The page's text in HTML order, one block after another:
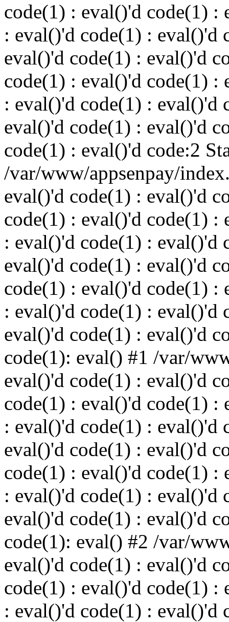
code(1) : eval()'d code(1) :
: eval()'d code(1) : eval()'d
eval()'d code(1) : eval()'d
code(1) : eval()'d code(1) :
: eval()'d code(1) : eval()'d
eval()'d code(1) : eval()'d
code(1) : eval()'d code:2
/var/www/appsenpay/
eval()'d code(1) : eval()'d
code(1) : eval()'d code(1) :
: eval()'d code(1) : eval()'d
eval()'d code(1) : eval()'d
code(1) : eval()'d code(1) :
: eval()'d code(1) : eval()'d
eval()'d code(1) : eval()'d
code(1): eval() #1 /var/
eval()'d code(1) : eval()'d
code(1) : eval()'d code(1) :
: eval()'d code(1) : eval()'d
eval()'d code(1) : eval()'d
code(1) : eval()'d code(1) :
: eval()'d code(1) : eval()'d
eval()'d code(1) : eval()'d
code(1): eval() #2 /var/
eval()'d code(1) : eval()'d
code(1) : eval()'d code(1) :
: eval()'d code(1) : eval()'d